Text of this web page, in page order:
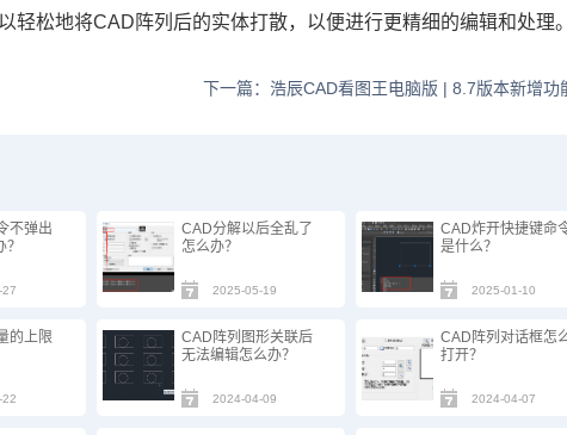
轻松地将CAD阵列后的实体打散，以便进行更精细的编辑和处理。
下一篇：浩辰CAD看图王电脑版 | 8.7版本新增功
不弹出
27
CAD分解以后全乱了
怎么办？
2025-05-19
CAD炸开快捷键命
是什么？
2025-01-10
的上限
22
CAD阵列图形关联后
无法编辑怎么办？
2024-04-09
CAD阵列对话框怎
打开？
2024-04-07